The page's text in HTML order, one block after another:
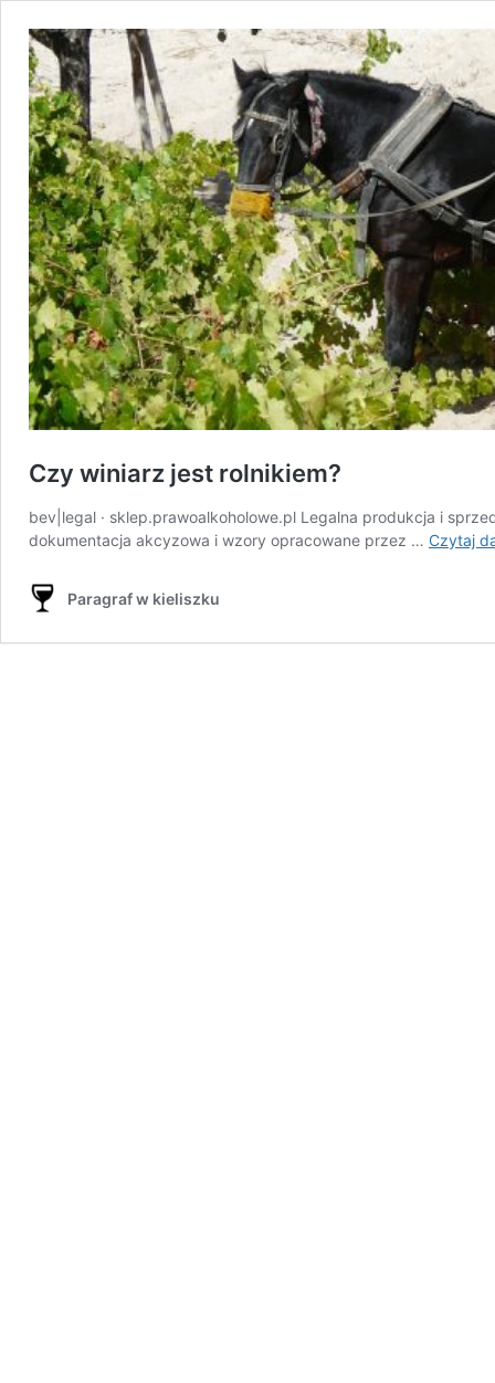
Czy winiarz jest rolnikiem?
bev|legal · sklep.prawoalkoholowe.pl Legalna produkcja i
dokumentacja akcyzowa i wzory opracowane przez … Czytaj
Paragraf w kieliszku